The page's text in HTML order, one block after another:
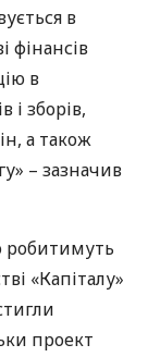
в
фінансів
в
і зборів,
а також
– зазначив
робитимуть
«Капіталу»
проект